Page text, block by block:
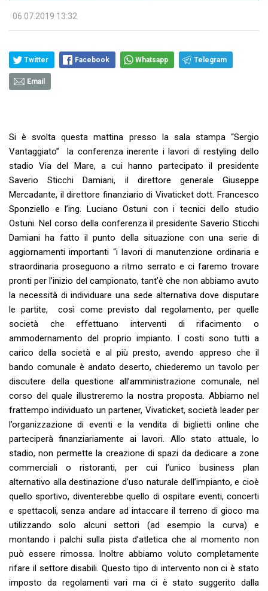
06.07.2019 13:32
Twitter Facebook Whatsapp Telegram
Email
Si è svolta questa mattina presso la sala stampa “Sergio
Vantaggiato” la conferenza inerente i lavori di restyling dello
stadio Via del Mare, a cui hanno partecipato il presidente
Saverio Sticchi Damiani, il direttore generale Giuseppe
Mercadante, il direttore finanziario di Vivaticket dott. Francesco
Sponziello e l’ing. Luciano Ostuni con i tecnici dello studio
Ostuni. Nel corso della conferenza il presidente Saverio Sticchi
Damiani ha fatto il punto della situazione con una serie di
aggiornamenti importanti “i lavori di manutenzione ordinaria e
straordinaria proseguono a ritmo serrato e ci faremo trovare
pronti per l’inizio del campionato, tant’è che non abbiamo avuto
la necessità di individuare una sede alternativa dove disputare
le partite, così come previsto dal regolamento, per quelle
società che effettuano interventi di rifacimento o
ammodernamento del proprio impianto. I costi sono tutti a
carico della società e al più presto, avendo appreso che il
bando comunale è andato deserto, chiederemo un tavolo per
discutere della questione all’amministrazione comunale, nel
corso del quale illustreremo la nostra proposta. Abbiamo nel
frattempo individuato un partener, Vivaticket, società leader per
l’organizzazione di eventi e la vendita di biglietti online che
parteciperà finanziariamente ai lavori. Allo stato attuale, lo
stadio, non permette la creazione di spazi da dedicare a zone
commerciali o ristoranti, per cui l’unico business plan
alternativo alla destinazione d’uso naturale dell’impianto, e cioè
quello sportivo, diventerebbe quello di ospitare eventi, concerti
e spettacoli, senza andare ad intaccare il terreno di gioco ma
utilizzando solo alcuni settori (ad esempio la curva) e
montando i palchi sulla pista d’atletica che al momento non
può essere rimossa. Inoltre abbiamo voluto completamente
rifare il settore disabili. Questo tipo di intervento non ci è stato
imposto da regolamenti vari ma ci è stato suggerito dalla